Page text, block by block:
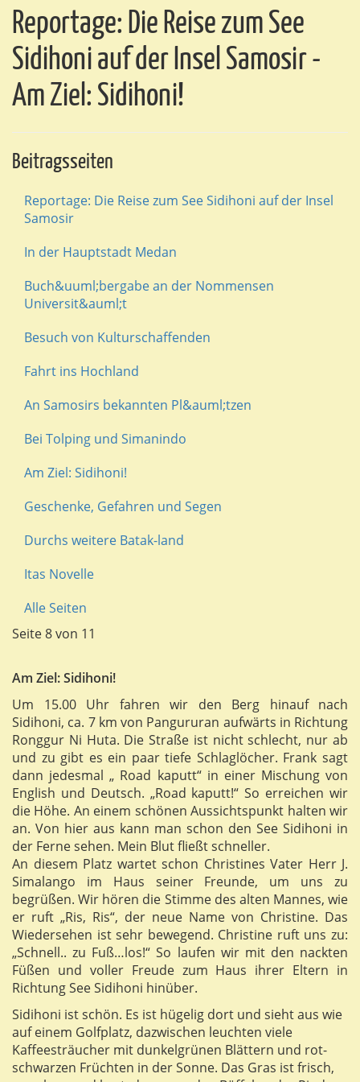
Reportage: Die Reise zum See
Sidihoni auf der Insel Samosir -
Am Ziel: Sidihoni!
Beitragsseiten
Reportage: Die Reise zum See Sidihoni auf der Insel
Samosir
In der Hauptstadt Medan
Buch&uuml;bergabe an der Nommensen
Universit&auml;t
Besuch von Kulturschaffenden
Fahrt ins Hochland
An Samosirs bekannten Pl&auml;tzen
Bei Tolping und Simanindo
Am Ziel: Sidihoni!
Geschenke, Gefahren und Segen
Durchs weitere Batak-land
Itas Novelle
Alle Seiten
Seite 8 von 11
Am Ziel: Sidihoni!
Um 15.00 Uhr fahren wir den Berg hinauf nach
Sidihoni, ca. 7 km von Pangururan aufwärts in Richtung
Ronggur Ni Huta. Die Straße ist nicht schlecht, nur ab
und zu gibt es ein paar tiefe Schlaglöcher. Frank sagt
dann jedesmal „ Road kaputt“ in einer Mischung von
English und Deutsch. „Road kaputt!“ So erreichen wir
die Höhe. An einem schönen Aussichtspunkt halten wir
an. Von hier aus kann man schon den See Sidihoni in
der Ferne sehen. Mein Blut fließt schneller.
An diesem Platz wartet schon Christines Vater Herr J.
Simalango im Haus seiner Freunde, um uns zu
begrüßen. Wir hören die Stimme des alten Mannes, wie
er ruft „Ris, Ris“, der neue Name von Christine. Das
Wiedersehen ist sehr bewegend. Christine ruft uns zu:
„Schnell.. zu Fuß…los!“ So laufen wir mit den nackten
Füßen und voller Freude zum Haus ihrer Eltern in
Richtung See Sidihoni hinüber.
Sidihoni ist schön. Es ist hügelig dort und sieht aus wie
auf einem Golfplatz, dazwischen leuchten viele
Kaffeesträucher mit dunkelgrünen Blättern und rot-
schwarzen Früchten in der Sonne. Das Gras ist frisch,